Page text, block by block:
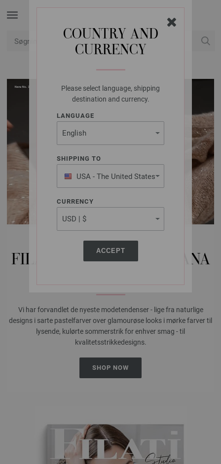
COUNTRY AND
CURRENCY
Please select language, shipping
destination and currency.
LANGUAGE
SHIPPING TO
USA - The United States
of America
CURRENCY
ACCEPT
LANAGROSSA-STORE.DK
FILATI WEBSHOP FOR LANA
Vi har forvandlet de nyeste modetendenser - lige fra naturlige
designs i sarte pastelfarver over glamourøse looks i mørke farver til
lysende, kulørte sommerstrik for enhver smag - til
kvalitetsstrikkedesigns.
SHOP NOW